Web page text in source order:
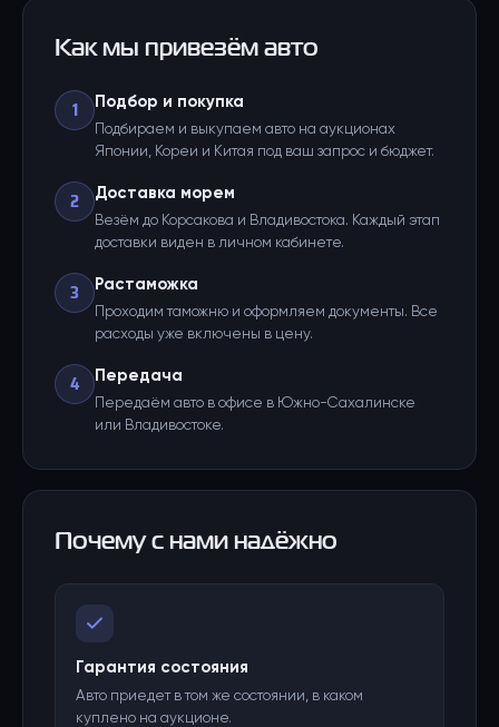
Как мы привезём авто
1 Подбор и покупка
Подбираем и выкупаем авто на аукционах
Японии, Кореи и Китая под ваш запрос и бюджет.
2 Доставка морем
Везём до Корсакова и Владивостока. Каждый этап
доставки виден в личном кабинете.
3 Растаможка
Проходим таможню и оформляем документы. Все
расходы уже включены в цену.
4 Передача
Передаём авто в офисе в Южно-Сахалинске
или Владивостоке.
Почему с нами надёжно
Гарантия состояния
Авто приедет в том же состоянии, в каком
куплено на аукционе.